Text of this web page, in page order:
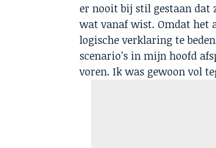
er nooit bij stil gestaan dat
wat vanaf wist. Omdat het
logische verklaring te
scenario’s in mijn hoofd
voren. Ik was gewoon vol